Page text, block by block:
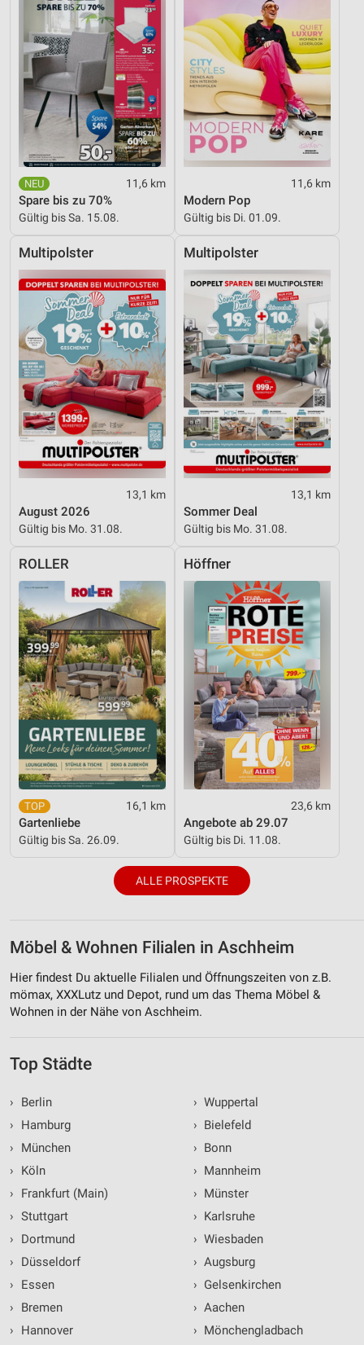
11,6 km
Spare bis zu 70%
Gültig bis Sa. 15.08.
11,6 km
Modern Pop
Gültig bis Di. 01.09.
Multipolster
13,1 km
August 2026
Gültig bis Mo. 31.08.
Multipolster
13,1 km
Sommer Deal
Gültig bis Mo. 31.08.
ROLLER
16,1 km
Gartenliebe
Gültig bis Sa. 26.09.
Höffner
23,6 km
Angebote ab 29.07
Gültig bis Di. 11.08.
ALLE PROSPEKTE
Möbel & Wohnen Filialen in Aschheim
Hier findest Du aktuelle Filialen und Öffnungszeiten von z.B.
mömax, XXXLutz und Depot, rund um das Thema Möbel &
Wohnen in der Nähe von Aschheim.
Top Städte
›
Berlin
›
Hamburg
›
München
›
Köln
›
Frankfurt (Main)
› Stuttgart
›
Dortmund
›
Düsseldorf
›
Essen
›
Bremen
›
Hannover
› Wuppertal
› Bielefeld
› Bonn
› Mannheim
› Münster
› Karlsruhe
› Wiesbaden
› Augsburg
› Gelsenkirchen
› Aachen
› Mönchengladbach